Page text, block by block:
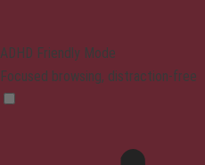
ADHD Friendly Mode
Focused browsing, distraction-free